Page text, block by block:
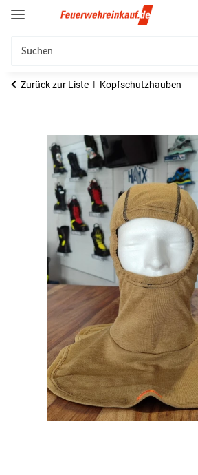
Zurück zur Liste Kopfschutzhauben